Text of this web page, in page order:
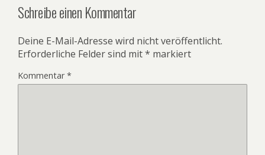
Schreibe einen Kommentar
Deine E-Mail-Adresse wird nicht veröffentlicht.
Erforderliche Felder sind mit* markiert
Kommentar*